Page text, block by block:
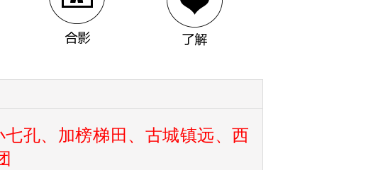
合影 了解
孔、加榜梯田、古城镇远、西